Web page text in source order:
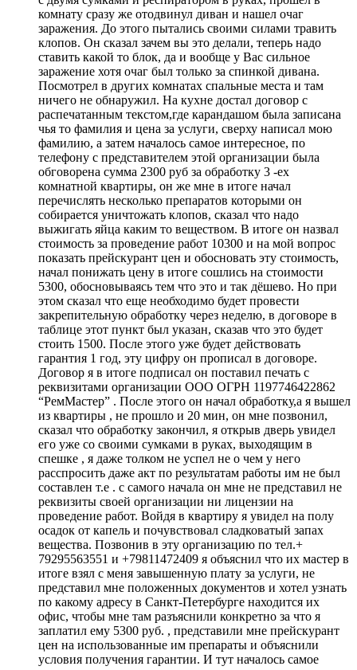
комнату сразу же отодвинул диван и нашел очаг
заражения. До этого пытались своими силами травить
клопов. Он сказал зачем вы это делали, теперь надо
ставить какой то блок, да и вообще у Вас сильное
заражение хотя очаг был только за спинкой дивана.
Посмотрел в других комнатах спальные места и там
ничего не обнаружил. На кухне достал договор с
распечатанным текстом,где карандашом была записана
чья то фамилия и цена за услуги, сверху написал мою
фамилию, а затем началось самое интересное, по
телефону с представителем этой организации была
обговорена сумма 2300 руб за обработку 3 -ех
комнатной квартиры, он же мне в итоге начал
перечислять несколько препаратов которыми он
собирается уничтожать клопов, сказал что надо
выжигать яйца каким то веществом. В итоге он назвал
стоимость за проведение работ 10300 и на мой вопрос
показать прейскурант цен и обосновать эту стоимость,
начал понижать цену в итоге сошлись на стоимости
5300, обосновываясь тем что это и так дёшево. Но при
этом сказал что еще необходимо будет провести
закрепительную обработку через неделю, в договоре в
таблице этот пункт был указан, сказав что это будет
стоить 1500. После этого уже будет действовать
гарантия 1 год, эту цифру он прописал в договоре.
Договор я в итоге подписал он поставил печать с
реквизитами организации ООО ОГРН 1197746422862
“РемМастер” . После этого он начал обработку,а я вышел
из квартиры , не прошло и 20 мин, он мне позвонил,
сказал что обработку закончил, я открыв дверь увидел
его уже со своими сумками в руках, выходящим в
спешке , я даже толком не успел не о чем у него
расспросить даже акт по результатам работы им не был
составлен т.е . с самого начала он мне не представил не
реквизиты своей организации ни лицензии на
проведение работ. Войдя в квартиру я увидел на полу
осадок от капель и почувствовал сладковатый запах
вещества. Позвонив в эту организацию по тел.+
79295563551 и +79811472409 я объяснил что их мастер в
итоге взял с меня завышенную плату за услуги, не
представил мне положенных документов и хотел узнать
по какому адресу в Санкт-Петербурге находится их
офис, чтобы мне там разъяснили конкретно за что я
заплатил ему 5300 руб. , представили мне прейскурант
цен на использованные им препараты и объяснили
условия получения гарантии. И тут началось самое